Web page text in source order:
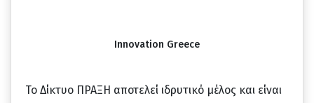
Innovation Greece
Το Δίκτυο ΠΡΑΞΗ αποτελεί ιδρυτικό μέλος και είναι